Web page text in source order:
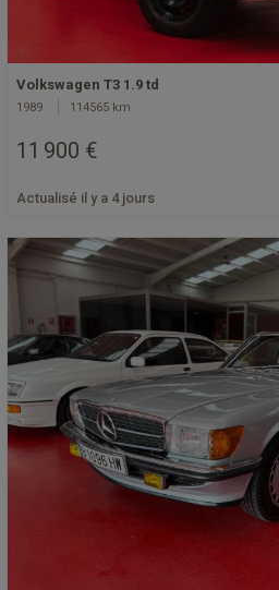
Volkswagen T3 1.9 td
1989 114565 km
11 900 €
Actualisé il y a 4 jours